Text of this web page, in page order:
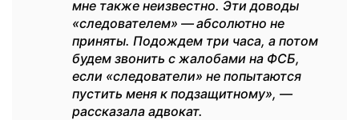
мне также неизвестно. Эти доводы
«следователем» —абсолютно не
приняты. Подождем три часа, а потом
будем звонить с жалобами на ФСБ,
если «следователи» не попытаются
пустить меня к подзащитному», —
рассказала адвокат.